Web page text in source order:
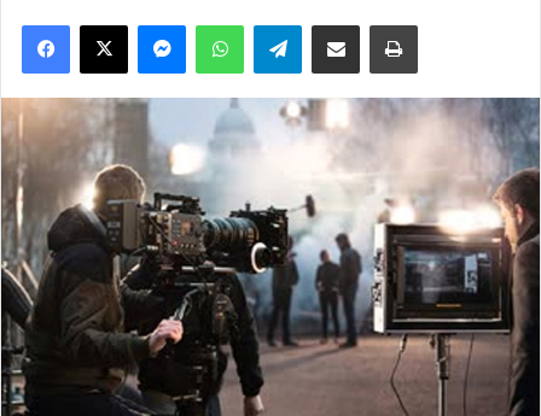
Facebook
X MessengerWhatsAppTelegramShare via Email Print